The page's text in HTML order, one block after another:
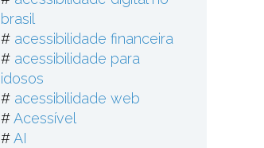
brasil
# acessibilidade financeira
# acessibilidade para
idosos
# acessibilidade web
#Acessível
#AI